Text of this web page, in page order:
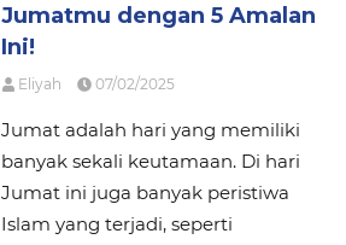
Jumatmu dengan 5 Amalan
Ini!
Eliyah 07/02/2025
Jumat adalah hari yang memiliki
banyak sekali keutamaan. Di hari
Jumat ini juga banyak peristiwa
Islam yang terjadi, seperti